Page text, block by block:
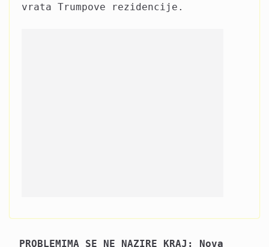
vrata Trumpove rezidencije.
PROBLEMIMA SE NE NAZIRE KRAJ: Nova